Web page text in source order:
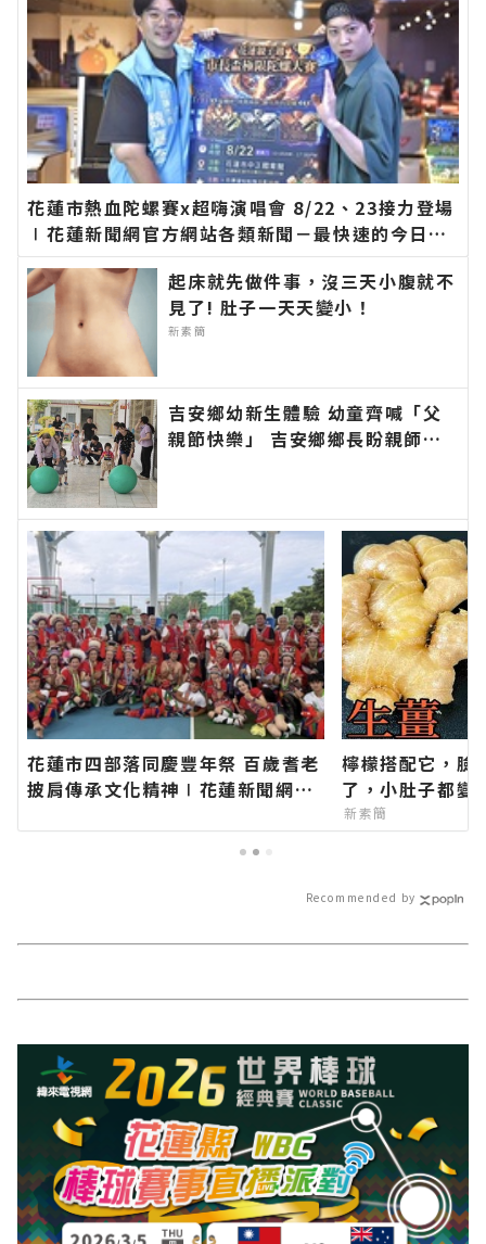
花蓮市熱血陀螺賽x超嗨演唱會 8/22、23接力登場
∣花蓮新聞網官方網站各類新聞－最快速的今日新
聞報導 最新的在地資訊！
起床就先做件事，沒三天小腹就不
見了! 肚子一天天變小！
新素簡
吉安鄉幼新生體驗 幼童齊喊「父
親節快樂」 吉安鄉鄉長盼親師協
今日新聞報導 最新的在地資訊！
花蓮市四部落同慶豐年祭 百歲耆老
披肩傳承文化精神∣花蓮新聞網官
檸檬搭配它，臉
了，小肚子都變
新素簡
Recommended by